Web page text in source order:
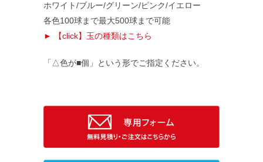
支払い方法
ホワイト/ブルー/グリーン/ピンク/イエロー
各色100球まで最大500球まで可能
► 【click】玉の種類はこちら
「△色が■個」という形でご指定ください。